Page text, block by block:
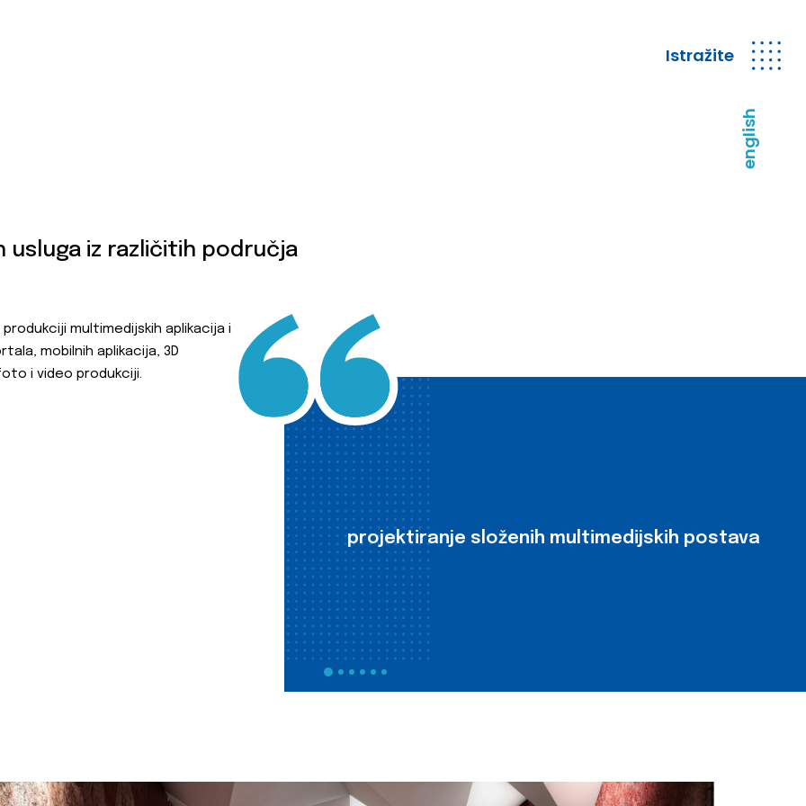
Istražite
english
usluga iz različitih područja
multimedijskih aplikacija i
mobilnih aplikacija, 3D
foto i video produkciji.
projektiranje složenih multimedijskih postava